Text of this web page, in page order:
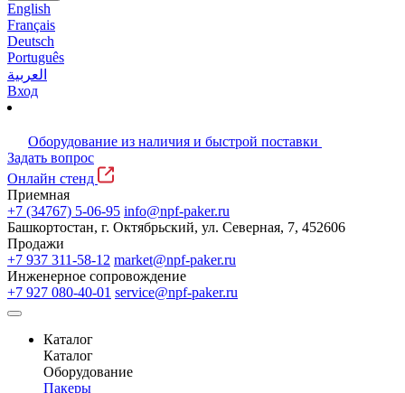
English
Français
Deutsch
Português
العربية
Вход
Оборудование из наличия и быстрой поставки
Задать вопрос
Онлайн стенд
Приемная
+7 (34767) 5-06-95 info@npf-paker.ru
Башкортостан, г. Октябрьский, ул. Северная, 7, 452606
Продажи
+7 937 311-58-12 market@npf-paker.ru
Инженерное сопровождение
+7 927 080-40-01 service@npf-paker.ru
Каталог
Каталог
Оборудование
Пакеры